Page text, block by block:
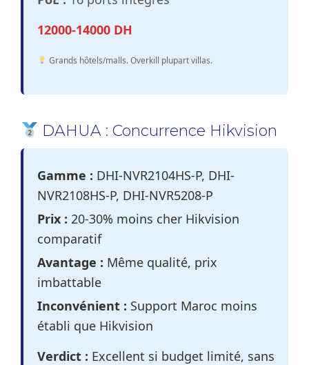
12000-14000 DH
Grands hôtels/malls. Overkill plupart villas.
DAHUA : Concurrence Hikvision
Gamme : DHI-NVR2104HS-P, DHI-
NVR2108HS-P, DHI-NVR5208-P
Prix : 20-30% moins cher Hikvision
comparatif
Avantage : Même qualité, prix
imbattable
Inconvénient : Support Maroc moins
établi que Hikvision
Verdict : Excellent si budget limité, sans